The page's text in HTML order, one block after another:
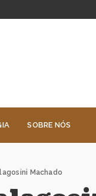
SOBRE NÓS
Machado